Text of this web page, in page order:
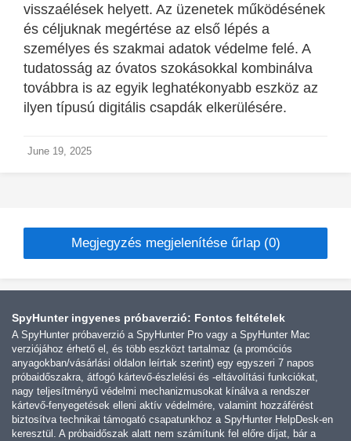
visszaélések helyett. Az üzenetek működésének
és céljuknak megértése az első lépés a
személyes és szakmai adatok védelme felé. A
tudatosság az óvatos szokásokkal kombinálva
továbbra is az egyik leghatékonyabb eszköz az
ilyen típusú digitális csapdák elkerülésére.
June 19, 2025
Megjegyzés megjelenítése űrlap (0)
SpyHunter ingyenes próbaverzió: Fontos feltételek
A SpyHunter próbaverzió a SpyHunter Pro vagy a SpyHunter Mac
verziójához érhető el, és több eszközt tartalmaz (a promóciós
anyagokban/vásárlási oldalon leírtak szerint) egy egyszeri 7 napos
próbaidőszakra, átfogó kártevő-észlelési és -eltávolítási funkciókat,
nagy teljesítményű védelmi mechanizmusokat kínálva a rendszer
kártevő-fenyegetések elleni aktív védelmére, valamint hozzáférést
biztosítva technikai támogató csapatunkhoz a SpyHunter HelpDesk-en
keresztül. A próbaidőszak alatt nem számítunk fel előre díjat, bár a